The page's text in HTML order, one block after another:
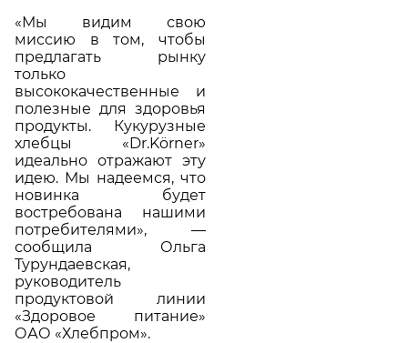
«Мы видим свою
миссию в том, чтобы
предлагать рынку
только
высококачественные и
полезные для здоровья
продукты. Кукурузные
хлебцы «Dr.Körner»
идеально отражают эту
идею. Мы надеемся, что
новинка будет
востребована нашими
потребителями», —
сообщила Ольга
Турундаевская,
руководитель
продуктовой линии
«Здоровое питание»
ОАО «Хлебпром».